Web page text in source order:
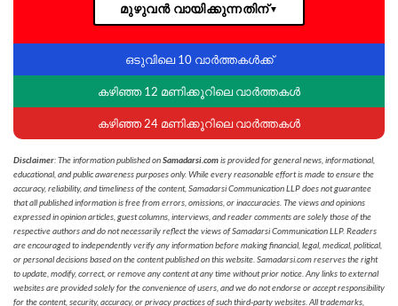
മുഴുവൻ വായിക്കുന്നതിന്▼
ഒടുവിലെ 10 വാർത്തകൾക്ക്
കഴിഞ്ഞ 12 മണിക്കൂറിലെ വാർത്തകൾ
കഴിഞ്ഞ 24 മണിക്കൂറിലെ വാർത്തകൾ
Disclaimer: The information published onSamadarsi.comis provided for general news, informational,
educational, and public awareness purposes only. While every reasonable effort is made to ensure the
accuracy, reliability, and timeliness of the content, Samadarsi Communication LLP does not guarantee
that all published information is free from errors, omissions, or inaccuracies. The views and opinions
expressed in opinion articles, guest columns, interviews, and reader comments are solely those of the
respective authors and do not necessarily reflect the views of Samadarsi Communication LLP. Readers
are encouraged to independently verify any information before making financial, legal, medical, political,
or personal decisions based on the content published on this website. Samadarsi.com reserves the right
to update, modify, correct, or remove any content at any time without prior notice. Any links to external
websites are provided solely for the convenience of users, and we do not endorse or accept responsibility
for the content, security, accuracy, or privacy practices of such third-party websites. All trademarks,